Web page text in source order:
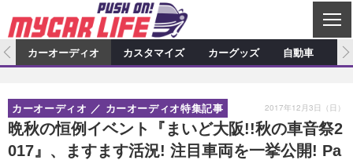
C
L
S
E
カーオーディオ
プロショップ検索 ショップ訪問記
カーオーディオニュース デモカー製作記
カスタマイズ特集記事 カスタマイズ新製品情報
カスタマイズニュース
カーグッズ
カーグッズ特集記事 カーグッズ新製品情報
自動車
カーオーディオ カスタマイズ カーグッズ 自動車
晩秋の恒例イベント『まいど大阪!!秋の車音祭2
017』、ますます活況! 注目車両を一挙公開! Pa
カーオーディオ カーオーディオ特集記事 2017年12月3日（日）